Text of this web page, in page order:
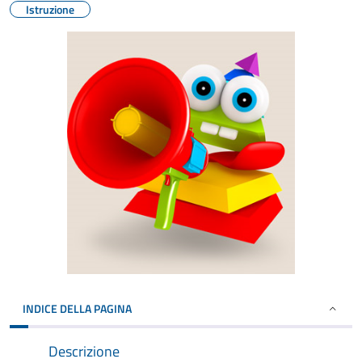
Istruzione
INDICE DELLA PAGINA
Descrizione